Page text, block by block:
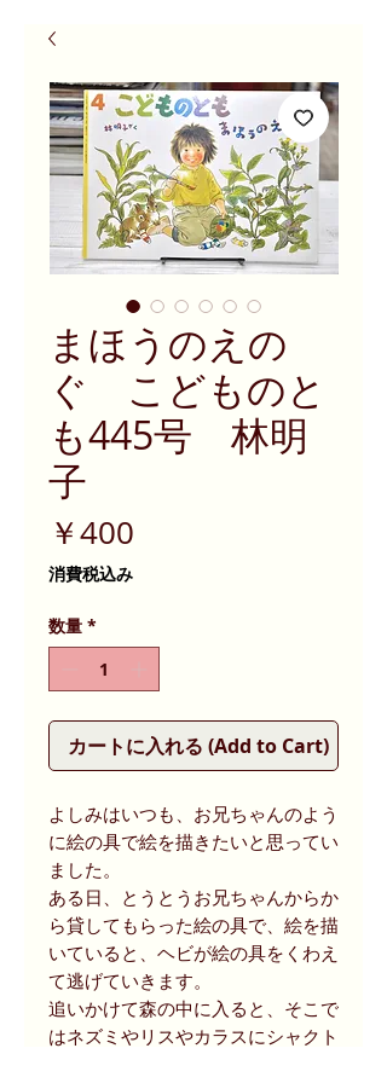
まほうのえの
ぐ こどものと
も445号 林明
子
￥400
消費税込み
数量 *
カートに入れる (Add to Cart)
よしみはいつも、お兄ちゃんのよう
に絵の具で絵を描きたいと思ってい
ました。
ある日、とうとうお兄ちゃんからか
ら貸してもらった絵の具で、絵を描
いていると、ヘビが絵の具をくわえ
て逃げていきます。
追いかけて森の中に入ると、そこで
はネズミやリスやカラスにシャクト